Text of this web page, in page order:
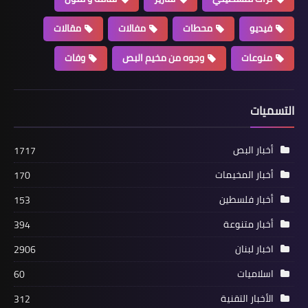
أخبار فلسطين
ويبحث معه احتياجات المخيمات
الفلسطينية
فيديو
محطات مفالات
مقالات
منوعات
وجوه من مخيم البص وفات
التسميات
أخبار البص
1717
أخبار المخيمات
170
أخبار فلسطين
153
أخبار متنوعة
394
اخبار لبنان
2906
اسلاميات
60
الأخبار التقنية
312